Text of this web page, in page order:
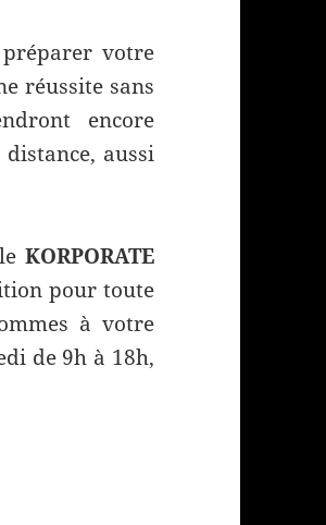
votre
réussite sans
encore
aussi
KORPORATE
pour toute
à votre
de 9h à 18h,